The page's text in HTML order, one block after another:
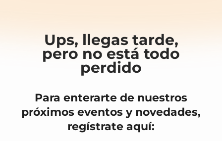
Ups, llegas tarde,
pero no está todo
perdido
Para enterarte de nuestros
próximos eventos y novedades,
regístrate aquí: